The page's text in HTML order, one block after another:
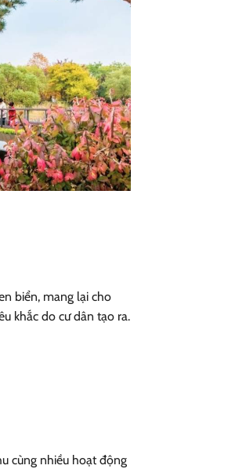
biển, mang lại cho
khắc do cư dân tạo ra.
cùng nhiều hoạt động